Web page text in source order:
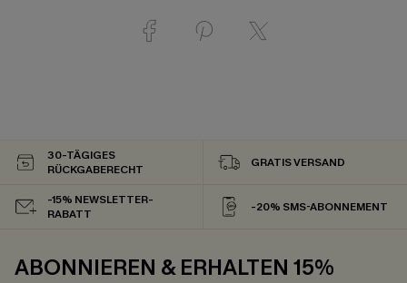
30-TÄGIGES
RÜCKGABERECHT
GRATIS VERSAND
-15% NEWSLETTER-
RABATT
-20% SMS-ABONNEMENT
ABONNIEREN & ERHALTEN 15%